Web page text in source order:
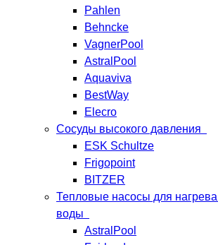
Pahlen
Behncke
VagnerPool
AstralPool
Aquaviva
BestWay
Elecro
Сосуды высокого давления
ESK Schultze
Frigopoint
BITZER
Тепловые насосы для
воды
AstralPool